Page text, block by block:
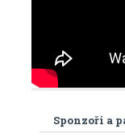
Sponzoři a